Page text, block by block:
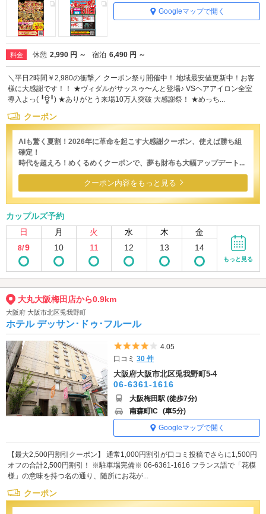
Googleマップで開く
料金 休憩 2,990 円 ～ 宿泊 6,490 円 ～
＼平日2時間￥2,980の衝撃／ クーポン祭り開催中！ 地域最安値更新中！お客
様に大感謝です！！ ★ヴィダルがサッスゥ〜んと登場♪ VSヘアアイロン全室
導入よっ( ╹ਊ╹) ★ありがとう来場10万人突破 大感謝祭！ ★めっち...
クーポン
AIも驚く夏割！2026年に革命を起こす大感謝クーポン、使えば勝ち組
確定！
時代を超えろ！めくるめくクーポンで、夢も財布も大幅アップデート...
クーポン内容をもっと見る
カップルズ予約
日
月 火 水 木 金
8/9 10 11 12 13 14
もっと見る
大丸大阪梅田店から0.9km
大阪府 大阪市北区兎我野町
ホテル デッサン･ドゥ･フルール
5つ星のうち4
4.05
口コミ30 件
大阪府大阪市北区兎我野町5-4
06-6361-1616
大阪梅田駅 (徒歩7分)
南森町IC (車5分)
Googleマップで開く
【最大2,500円割引クーポン】 通常1,000円割引が口コミ投稿でさらに1,500円
オフの合計2,500円割引！ ※駐車場完備※ 06-6361-1616 フランス語で「花模
様」の意味を持つ名の通り、随所にお花が...
クーポン